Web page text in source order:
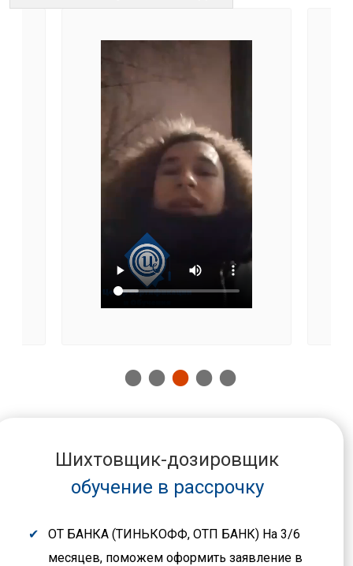
Шихтовщик-дозировщик
обучение в рассрочку
ОТ БАНКА (ТИНЬКОФФ, ОТП БАНК) На 3/6
месяцев, поможем оформить заявление в